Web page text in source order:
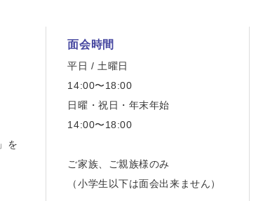
」を
面会時間
平日 / 土曜日
14:00〜18:00
日曜・祝日・年末年始
14:00〜18:00
ご家族、ご親族様のみ
（小学生以下は面会出来ません）